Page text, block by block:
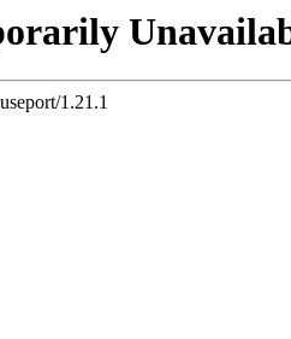
1.21.1